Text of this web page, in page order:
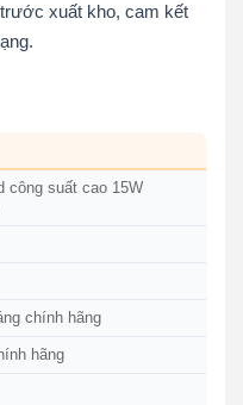
xuất kho, cam kết
công suất cao 15W
chính hãng
hãng